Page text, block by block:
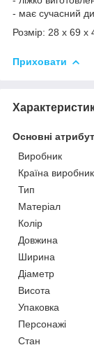
- має сучасний
Розмір: 28 x 69 x
Приховати
Основні
Виробник
Країна виробник
Тип
Матеріал
Колір
Довжина
Ширина
Діаметр
Висота
Упаковка
Персонажі
Стан